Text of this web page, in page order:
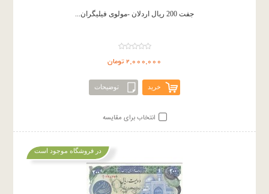
جفت 200 ریال اردلان -مولوی فیلیگران...
2,000,000 تومان
خرید توضیحات
انتخاب برای مقایسه
در فروشگاه موجود است